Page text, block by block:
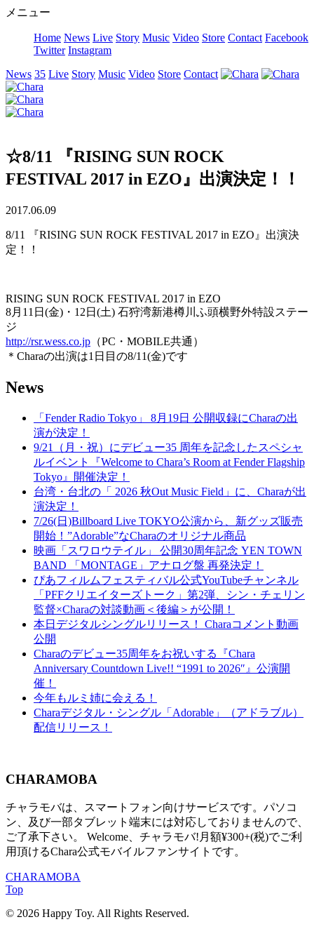
メニュー
Home News Live Story Music Video Store Contact Facebook
Twitter Instagram
News 35 Live Story Music Video Store Contact
☆8/11 『RISING SUN ROCK
FESTIVAL 2017 in EZO』出演決定！！
2017.06.09
8/11 『RISING SUN ROCK FESTIVAL 2017 in EZO』出演決
定！！
RISING SUN ROCK FESTIVAL 2017 in EZO
8月11日(金)・12日(土) 石狩湾新港樽川ふ頭横野外特設ステー
ジ
http://rsr.wess.co.jp （PC・MOBILE共通）
＊Charaの出演は1日目の8/11(金)です
News
「Fender Radio Tokyo」 8月19日 公開収録にCharaの出
演が決定！
9/21（月・祝）にデビュー35 周年を記念したスペシャ
ルイベント『Welcome to Chara’s Room at Fender Flagship
Tokyo』開催決定！
台湾・台北の「 2026 秋Out Music Field」に、Charaが出
演決定！
7/26(日)Billboard Live TOKYO公演から、新グッズ販売
開始！”Adorable”なCharaのオリジナル商品
映画「スワロウテイル」 公開30周年記念 YEN TOWN
BAND 「MONTAGE」アナログ盤 再発決定！
ぴあフィルムフェスティバル公式YouTubeチャンネル
「PFFクリエイターズトーク」第2弾、シン・チェリン
監督×Charaの対談動画＜後編＞が公開！
本日デジタルシングルリリース！ Charaコメント動画
公開
Charaのデビュー35周年をお祝いする『Chara
Anniversary Countdown Live!! “1991 to 2026″』公演開
催！
今年もルミ姉に会える！
Charaデジタル・シングル「Adorable」（アドラブル）
配信リリース！
CHARAMOBA
チャラモバは、スマートフォン向けサービスです。パソコ
ン、及び一部タブレット端末には対応しておりませんので、
ご了承下さい。 Welcome、チャラモバ!月額¥300+(税)でご利
用頂けるChara公式モバイルファンサイトです。
CHARAMOBA
Top
© 2026 Happy Toy. All Rights Reserved.